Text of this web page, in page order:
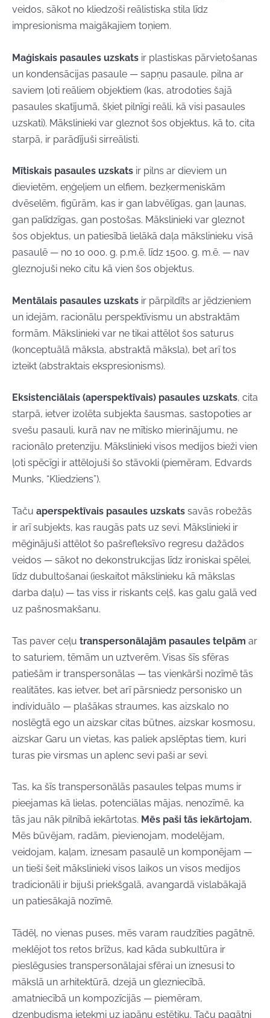
veidos, sākot no kliedzoši reālistiska stila līdz
impresionisma maigākajiem toņiem.
Maģiskais pasaules uzskats ir plastiskas pārvietošanas
un kondensācijas pasaule — sapņu pasaule, pilna ar
saviem ļoti reāliem objektiem (kas, atrodoties šajā
pasaules skatījumā, šķiet pilnīgi reāli, kā visi pasaules
uzskati). Mākslinieki var gleznot šos objektus, kā to, cita
starpā, ir parādījuši sirreālisti.
Mītiskais pasaules uzskats ir pilns ar dieviem un
dievietēm, eņģeļiem un elfiem, bezķermeniskām
dvēselēm, figūrām, kas ir gan labvēlīgas, gan ļaunas,
gan palīdzīgas, gan postošas. Mākslinieki var gleznot
šos objektus, un patiesībā lielākā daļa mākslinieku visā
pasaulē — no 10 000. g. p.m.ē. līdz 1500. g. m.ē. — nav
gleznojuši neko citu kā vien šos objektus.
Mentālais pasaules uzskats ir pārpildīts ar jēdzieniem
un idejām, racionālu perspektīvismu un abstraktām
formām. Mākslinieki var ne tikai attēlot šos saturus
(konceptuālā māksla, abstraktā māksla), bet arī tos
izteikt (abstraktais ekspresionisms).
Eksistenciālais (aperspektīvais) pasaules uzskats, cita
starpā, ietver izolēta subjekta šausmas, sastopoties ar
svešu pasauli, kurā nav ne mītisko mierinājumu, ne
racionālo pretenziju. Mākslinieki visos medijos bieži vien
ļoti spēcīgi ir attēlojuši šo stāvokli (piemēram, Edvards
Munks, “Kliedziens”).
Taču aperspektīvais pasaules uzskats savās robežās
ir arī subjekts, kas raugās pats uz sevi. Mākslinieki ir
mēģinājuši attēlot šo pašrefleksīvo regresu dažādos
veidos — sākot no dekonstrukcijas līdz ironiskai spēlei,
līdz dubultošanai (ieskaitot mākslinieku kā mākslas
darba daļu) — tas viss ir riskants ceļš, kas galu galā ved
uz pašnosmakšanu.
Tas paver ceļu transpersonālajām pasaules telpām ar
to saturiem, tēmām un uztverēm. Visas šīs sfēras
patiešām ir transpersonālas — tas vienkārši nozīmē tās
realitātes, kas ietver, bet arī pārsniedz personisko un
individuālo — plašākas straumes, kas aizskalo no
noslēgtā ego un aizskar citas būtnes, aizskar kosmosu,
aizskar Garu un vietas, kas paliek apslēptas tiem, kuri
turas pie virsmas un aplenc sevi paši ar sevi.
Tas, ka šīs transpersonālās pasaules telpas mums ir
pieejamas kā lielas, potenciālas mājas, nenozīmē, ka
tās jau nāk pilnībā iekārtotas. Mēs paši tās iekārtojam.
Mēs būvējam, radām, pievienojam, modelējam,
veidojam, kaļam, iznesam pasaulē un komponējam —
un tieši šeit mākslinieki visos laikos un visos medijos
tradicionāli ir bijuši priekšgalā, avangardā vislabākajā
un patiesākajā nozīmē.
Tādēļ, no vienas puses, mēs varam raudzīties pagātnē,
meklējot tos retos brīžus, kad kāda subkultūra ir
pieslēgusies transpersonālajai sfērai un iznesusi to
mākslā un arhitektūrā, dzejā un glezniecībā,
amatniecībā un kompozīcijās — piemēram,
dzenbudisma ietekmi uz japāņu estētiku. Taču pagātni